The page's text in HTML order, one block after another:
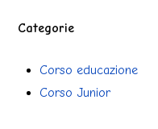
Categorie
Corso educazione
Corso Junior